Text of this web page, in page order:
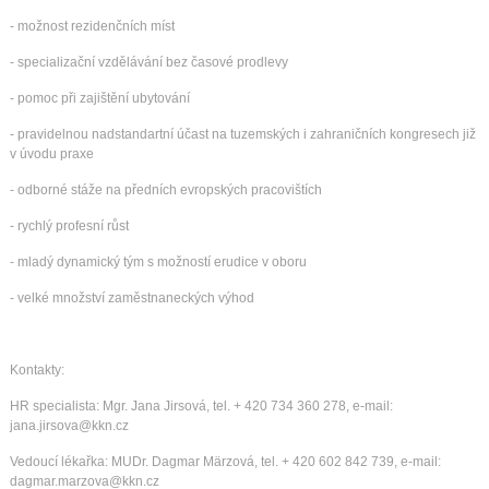
- možnost rezidenčních míst
- specializační vzdělávání bez časové prodlevy
- pomoc při zajištění ubytování
- pravidelnou nadstandartní účast na tuzemských i zahraničních kongresech již
v úvodu praxe
- odborné stáže na předních evropských pracovištích
- rychlý profesní růst
- mladý dynamický tým s možností erudice v oboru
- velké množství zaměstnaneckých výhod
Kontakty:
HR specialista: Mgr. Jana Jirsová, tel. + 420 734 360 278, e-mail:
jana.jirsova@kkn.cz
Vedoucí lékařka: MUDr. Dagmar Märzová, tel. + 420 602 842 739, e-mail:
dagmar.marzova@kkn.cz